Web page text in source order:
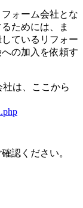
ォーム会社とな
ためには、ま
ているリフォー
の加入を依頼す
は、ここから
認ください。